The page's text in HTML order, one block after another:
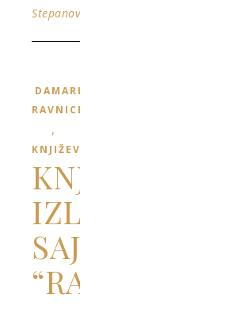
Stepanović
DAMARI
RAVNICE
,
KNJIŽEVNOST
KNJIŽARSKI
IZLOG
SAJTA
“RAVNOPLOV”